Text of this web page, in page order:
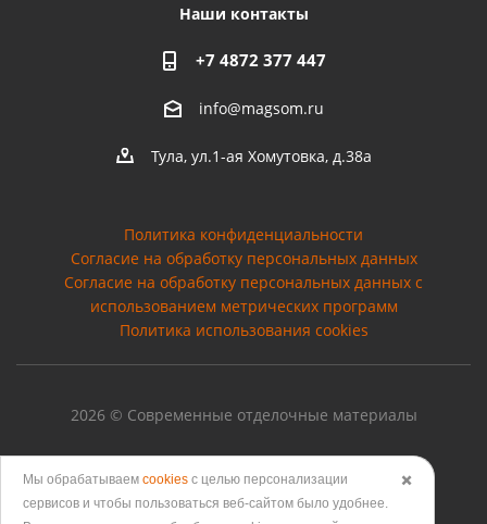
Наши контакты
+7 4872 377 447
info@magsom.ru
Тула, ул.1-ая Хомутовка, д.38а
Политика конфиденциальности
Согласие на обработку персональных данных
Cогласие на обработку персональных данных с
использованием метрических программ
Политика использования cookies
2026 © Современные отделочные материалы
Версия для печати
✖️
Мы обрабатываем cookies с целью персонализации
сервисов и чтобы пользоваться веб-сайтом было удобнее.